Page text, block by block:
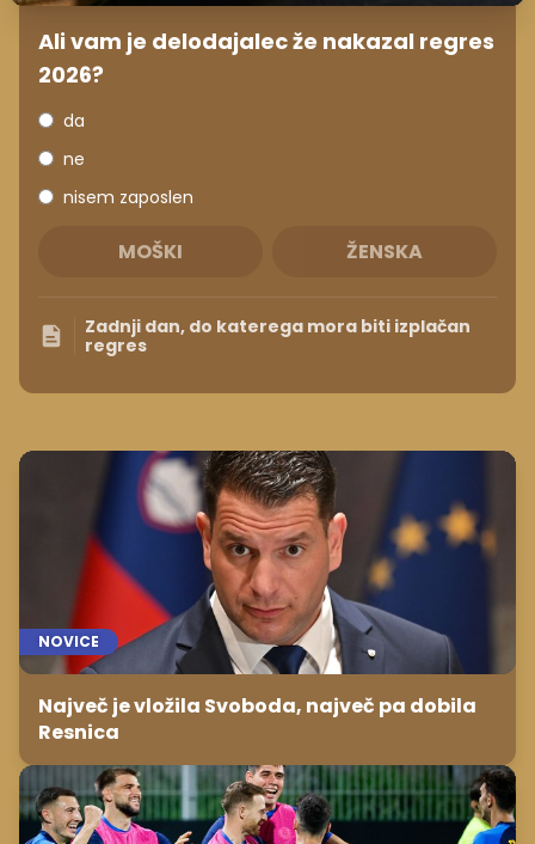
Ali vam je delodajalec že nakazal regres
2026?
da
ne
nisem zaposlen
MOŠKI ŽENSKA
Zadnji dan, do katerega mora biti izplačan
regres
NOVICE
Največ je vložila Svoboda, največ pa dobila
Resnica